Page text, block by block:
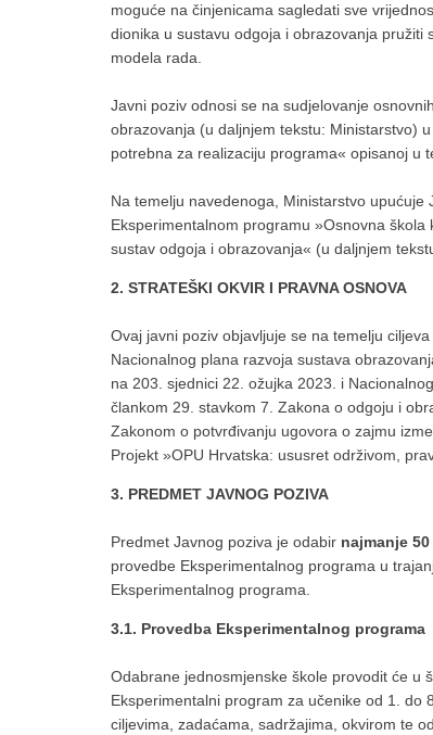
moguće na činjenicama sagledati sve
dionika u sustavu odgoja i obrazovanja pružiti
modela rada.
Javni poziv odnosi se na sudjelovanje
obrazovanja (u daljnjem tekstu: Ministarstvo)
potrebna za realizaciju programa« opisanoj u
Na temelju navedenoga, Ministarstvo
Eksperimentalnom programu »Osnovna
sustav odgoja i obrazovanja« (u daljnjem
2. STRATEŠKI OKVIR I PRAVNA OSNOVA
Ovaj javni poziv objavljuje se na temelju
Nacionalnog plana razvoja sustava
na 203. sjednici 22. ožujka 2023. i
člankom 29. stavkom 7. Zakona o odgoju i
Zakonom o potvrđivanju ugovora o zajmu
Projekt »OPU Hrvatska: ususret održivom,
3. PREDMET JAVNOG POZIVA
Predmet Javnog poziva je odabir najmanje
provedbe Eksperimentalnog programa u
Eksperimentalnog programa.
3.1. Provedba Eksperimentalnog programa
Odabrane jednosmjenske škole provodit će u
Eksperimentalni program za učenike od 1.
ciljevima, zadaćama, sadržajima, okvirom te